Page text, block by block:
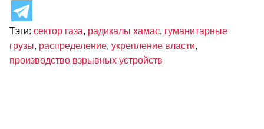
Тэги: сектор газа, радикалы хамас, гуманитарные
грузы, распределение, укрепление власти,
производство взрывных устройств